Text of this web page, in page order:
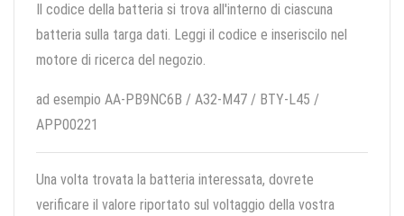
Il codice della batteria si trova all'interno di ciascuna
batteria sulla targa dati. Leggi il codice e inseriscilo nel
motore di ricerca del negozio.
ad esempio AA-PB9NC6B / A32-M47 / BTY-L45 /
APP00221
Una volta trovata la batteria interessata, dovrete
verificare il valore riportato sul voltaggio della vostra